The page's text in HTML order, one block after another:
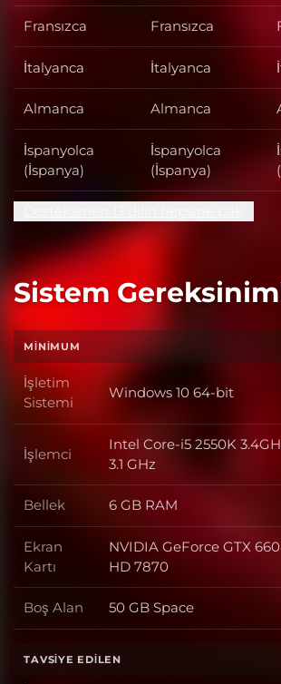
Fransızca Fransızca
İtalyanca İtalyanca
Almanca Almanca
İspanyolca
(İspanya)
İspanyolca
(İspanya)
Sistem
MINIMUM
İşletim
Sistemi
İşletim Sistemi
Windows 10 64-bit
İşlemci İşlemci
Intel Core-i5 2550K
3.1 GHz
Bellek Bellek
6 GB RAM
Ekran
Kartı
Ekran Kartı
NVIDIA GeForce GTX
HD 7870
Boş Alan Boş Alan
50 GB Space
TAVSIYE EDILEN